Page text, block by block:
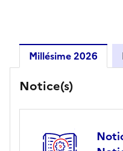
Millésime 2026
Millésime 2026
Notice(s)